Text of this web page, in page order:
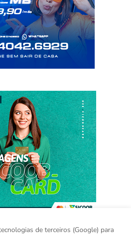
de terceiros (Google) para